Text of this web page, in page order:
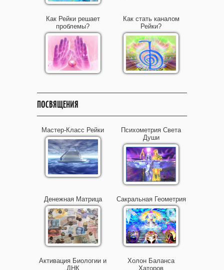
Как Рейки решает
проблемы?
Как стать каналом
Рейки?
ПОСВЯЩЕНИЯ
Мастер-Класс Рейки
Психометрия Света
Души
Денежная Матрица Сакральная Геометрия
Активация Биологии и
ДНК
Холон Баланса
Хаторов